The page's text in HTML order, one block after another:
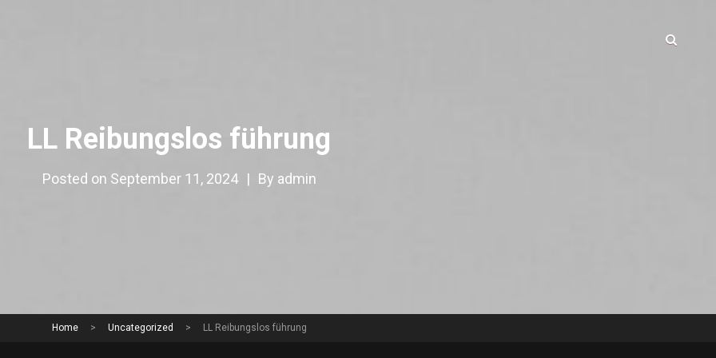
LL Reibungslos führung
Posted on September 11, 2024 | By admin
Home > Uncategorized > LL Reibungslos führung